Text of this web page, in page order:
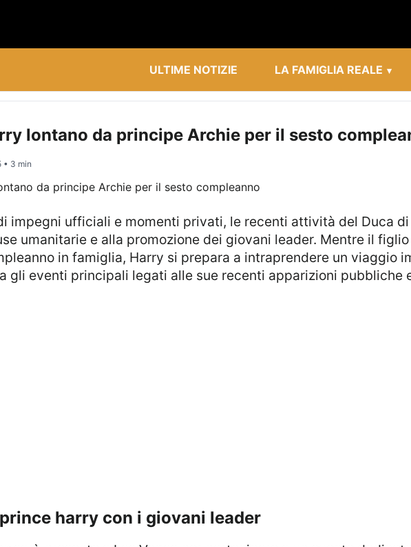
ULTIME NOTIZIE LA FAMIGLIA REALE
lontano da principe Archie per il sesto
• 3 min
umanitarie e alla promozione dei giovani leader. Mentre il
in famiglia, Harry si prepara a intraprendere un viaggio
gli eventi principali legati alle sue recenti apparizioni pubbliche
harry con i giovani leader